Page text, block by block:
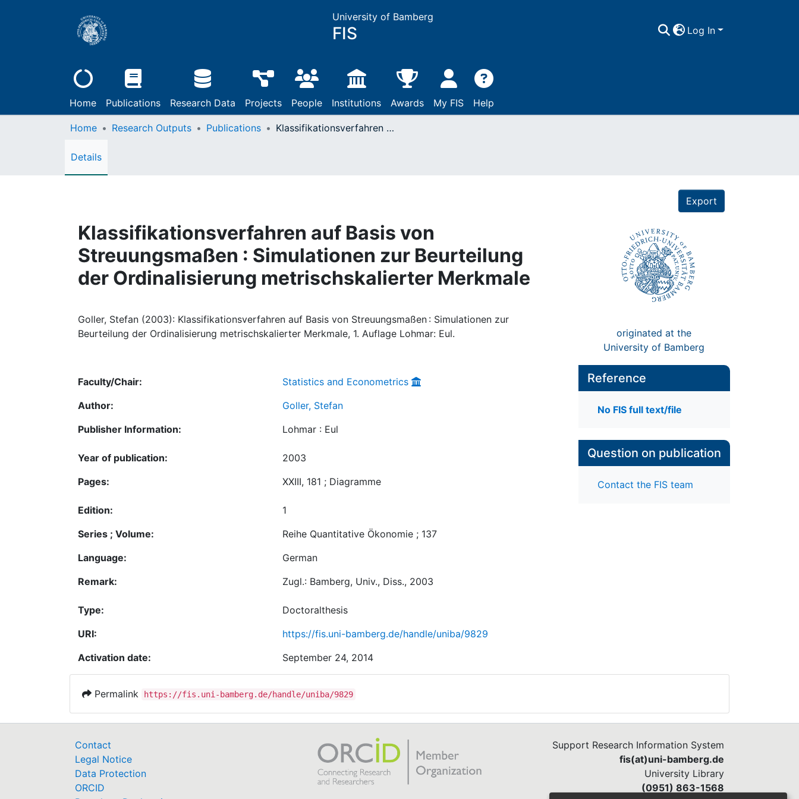
University of Bamberg
FIS Log In
Home Publications Research Data Projects People Institutions Awards My FIS Help
Home Research Outputs Publications Klassifikationsverfahren auf Basis von Streuungsmaßen : Simulationen zur Beurteilung der Ordinalisierung metrischskalierter Merkmale
Details
Export
Klassifikationsverfahren auf Basis von
Streuungsmaßen : Simulationen zur Beurteilung
der Ordinalisierung metrischskalierter Merkmale
Goller, Stefan (2003): Klassifikationsverfahren auf Basis von Streuungsmaßen : Simulationen zur
Beurteilung der Ordinalisierung metrischskalierter Merkmale, 1. Auflage Lohmar: Eul.
originated at the
University of Bamberg
Faculty/Chair:
Statistics and Econometrics
Author:
Goller, Stefan
Publisher Information:
Lohmar : Eul
Year of publication:
2003
Pages:
XXIII, 181 ; Diagramme
Edition:
1
Series ; Volume:
Reihe Quantitative Ökonomie ; 137
Language:
German
Remark:
Zugl.: Bamberg, Univ., Diss., 2003
Type:
Doctoralthesis
URI:
https://fis.uni-bamberg.de/handle/uniba/9829
Activation date:
September 24, 2014
Reference
No FIS full text/file
Question on publication
Contact the FIS team
Permalink https://fis.uni-bamberg.de/handle/uniba/9829
Contact
Legal Notice
Data Protection
ORCID
Support Research Information System
fis(at)uni-bamberg.de
University Library
(0951) 863-1568